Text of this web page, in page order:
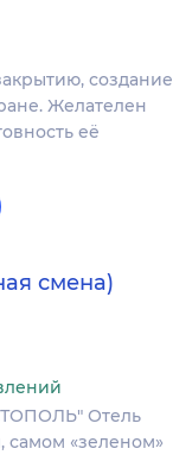
создание
Желателен
её
смена)
Отель
самом «зеленом»